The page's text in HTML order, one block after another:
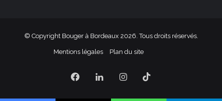
© Copyright Bouger à Bordeaux 2026. Tous droits réservés.
Mentions légales Plan du site
Facebook
LinkedinInstagram